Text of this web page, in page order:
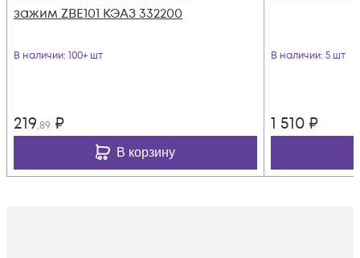
зажим ZBE101 КЭАЗ 332200
В наличии: 100+ шт
219,89 ₽
В корзину
В наличии: 5 шт
1 510 ₽